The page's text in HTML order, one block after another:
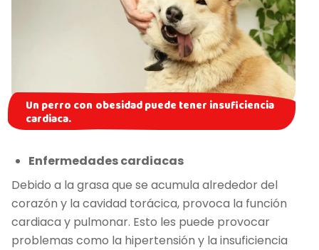
Un perro con obesidad puede tener insuficiencia
cardiaca.
Enfermedades cardiacas
Debido a la grasa que se acumula alrededor del
corazón y la cavidad torácica, provoca la función
cardiaca y pulmonar. Esto les puede provocar
problemas como la hipertensión y la insuficiencia